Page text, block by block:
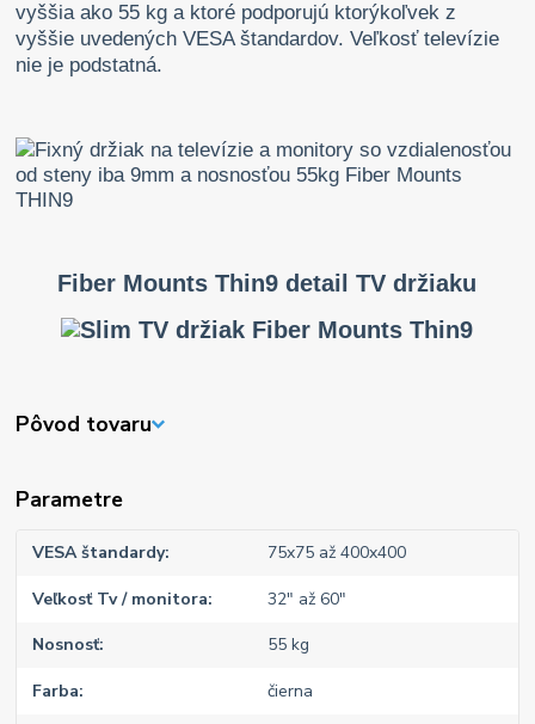
vyššia ako 55 kg a ktoré podporujú ktorýkoľvek z
vyššie uvedených VESA štandardov. Veľkosť televízie
nie je podstatná.
Fiber Mounts Thin9 detail TV držiaku
Pôvod tovaru
Parametre
VESA štandardy 75x75 až 400x400
Veľkosť Tv / monitora 32" až 60"
Nosnosť 55 kg
Farba čierna